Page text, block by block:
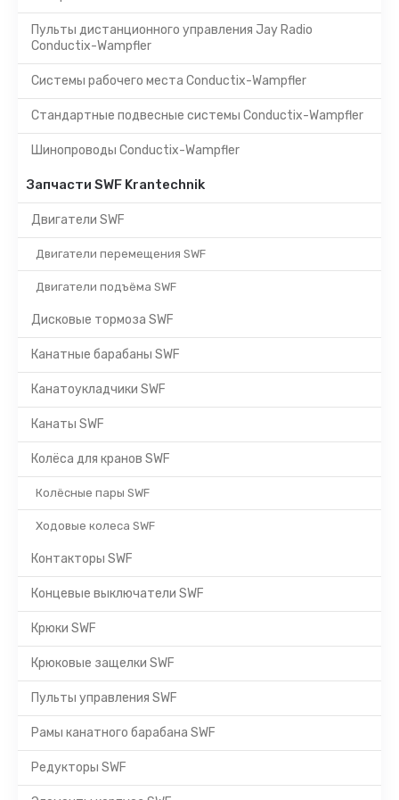
Пульты дистанционного управления Jay Radio
Conductix-Wampfler
Системы рабочего места Conductix-Wampfler
Стандартные подвесные системы Conductix-Wampfler
Шинопроводы Conductix-Wampfler
Запчасти SWF Krantechnik
Двигатели SWF
Двигатели перемещения SWF
Двигатели подъёма SWF
Дисковые тормоза SWF
Канатные барабаны SWF
Канатоукладчики SWF
Канаты SWF
Колёса для кранов SWF
Колёсные пары SWF
Ходовые колеса SWF
Контакторы SWF
Концевые выключатели SWF
Крюки SWF
Крюковые защелки SWF
Пульты управления SWF
Рамы канатного барабана SWF
Редукторы SWF